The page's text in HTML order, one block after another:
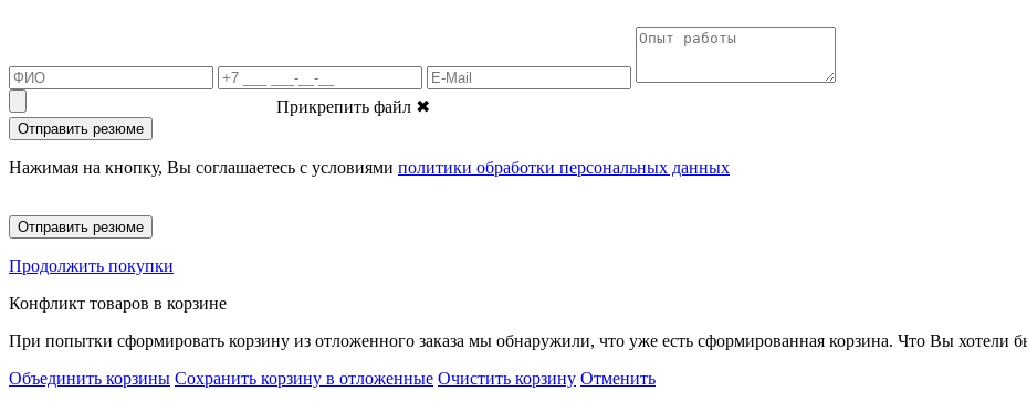
Прикрепить файл ✖
Отправить резюме
Нажимая на кнопку, Вы соглашаетесь с условиями политики обработки персональных данных
Отправить резюме
Продолжить покупки
Конфликт товаров в корзине
При попытки сформировать корзину из отложенного заказа мы обнаружили, что уже есть сформированная корзина. Что Вы хотели
Объединить корзины Сохранить корзину в отложенные Очистить корзину Отменить